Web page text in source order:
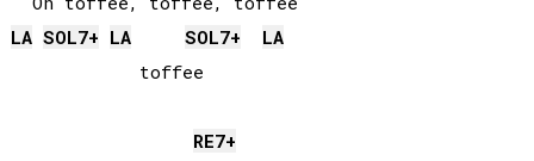
LA SOL7+ LA SOL7+
LA
            toffee
RE7+